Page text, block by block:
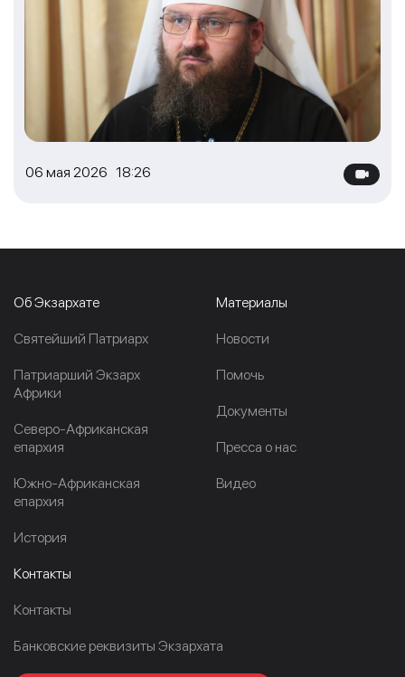
06 мая 2026 18:26
Об Экзархате
Cвятейший Патриарх
Патриарший Экзарх
Африки
Северо-Африканская
епархия
Южно-Африканская
епархия
История
Материалы
Новости
Помочь
Документы
Пресса о нас
Видео
Контакты
Контакты
Банковские реквизиты Экзархата